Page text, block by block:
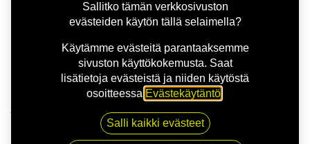
165/70R14C 89R NEXEN ROADIAN CT8
Sallitko tämän verkkosivuston
evästeiden käytön tällä selaimella?
Käytämme evästeitä parantaaksemme
sivuston käyttökokemusta. Saat
lisätietoja evästeistä ja niiden käytöstä
osoitteessa Evästekäytäntö
Salli kaikki evästeet